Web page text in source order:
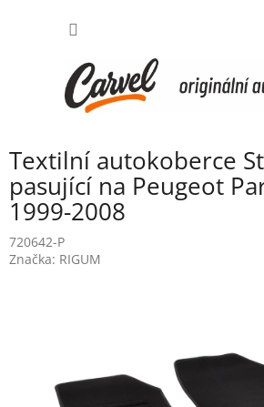
Textilní autokoberce
pasující na Peugeot
1999-2008
720642-P
Značka: RIGUM